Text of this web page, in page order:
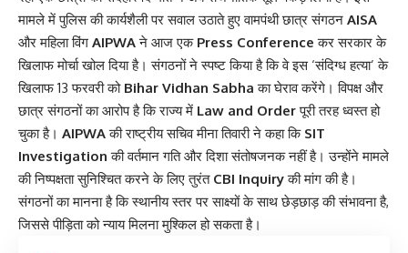
मामले में पुलिस की कार्यशैली पर सवाल उठाते हुए वामपंथी छात्र संगठन AISA
और महिला विंग AIPWAने आज एक Press Conference कर सरकार के
खिलाफ मोर्चा खोल दिया है। संगठनों ने स्पष्ट किया है कि वे इस ‘संदिग्ध हत्या’ के
खिलाफ 13 फरवरी को Bihar Vidhan Sabha का घेराव करेंगे। विपक्ष और
छात्र संगठनों का आरोप है कि राज्य में Law and Orderपूरी तरह ध्वस्त हो
चुका है। AIPWAकी राष्ट्रीय सचिव मीना तिवारी ने कहा कि SIT
Investigation की वर्तमान गति और दिशा संतोषजनक नहीं है। उन्होंने मामले
की निष्पक्षता सुनिश्चित करने के लिए तुरंत CBI Inquiryकी मांग की है।
संगठनों का मानना है कि स्थानीय स्तर पर साक्ष्यों के साथ छेड़छाड़ की संभावना है,
जिससे पीड़िता को न्याय मिलना मुश्किल हो सकता है।